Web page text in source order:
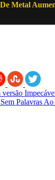
Metal
Palavras